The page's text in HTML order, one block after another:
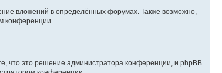
вложений в определённых форумах. Также возможно,
конференции.
что это решение администратора конференции, и phpBB